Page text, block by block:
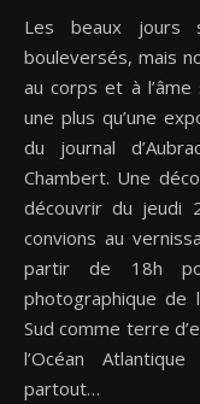
Les beaux jours sont installés, et parfois un peu
bouleversés, mais
au corps et à
une plus qu’une
du journal
Chambert. Une
découvrir du jeudi
convions au
partir de 18h
photographique de
Sud comme terre
l’Océan
partout…